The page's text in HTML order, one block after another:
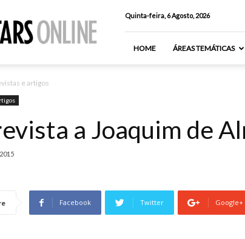
Quinta-feira, 6 Agosto, 2026
HOME ÁREAS TEMÁTICAS
e artigos
a Joaquim de
Facebook Twitter Google+